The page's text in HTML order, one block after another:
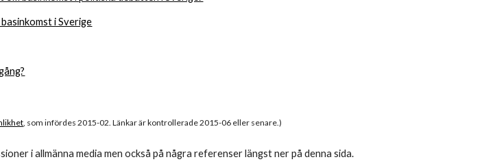
i Sverige
, som infördes 2015-02. Länkar är kontrollerade 2015-06 eller senare.)
i allmänna media men också på några referenser längst ner på denna sida.